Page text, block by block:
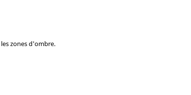
zones d'ombre.